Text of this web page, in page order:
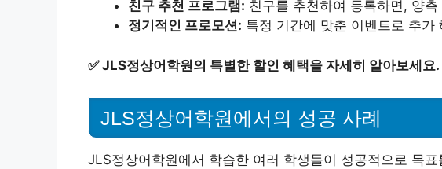
친구 추천 프로그램: 친구를 추천하여 등록하면, 양
정기적인 프로모션: 특정 기간에 맞춘 이벤트로 추가
✅JLS정상어학원의 특별한 할인 혜택을 자세히 알아보세요.
JLS정상어학원에서의 성공 사례
JLS정상어학원에서 학습한 여러 학생들이 성공적으로 목